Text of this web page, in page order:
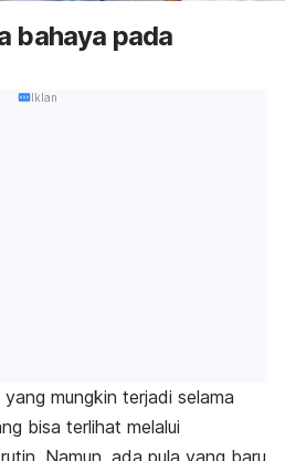
bahaya pada
Iklan
mungkin terjadi selama
bisa terlihat melalui